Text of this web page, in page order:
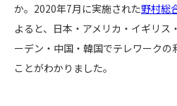
か。2020年7月に実施された野村総
よると、日本・アメリカ・イギリス
ーデン・中国・韓国でテレワークの
ことがわかりました。